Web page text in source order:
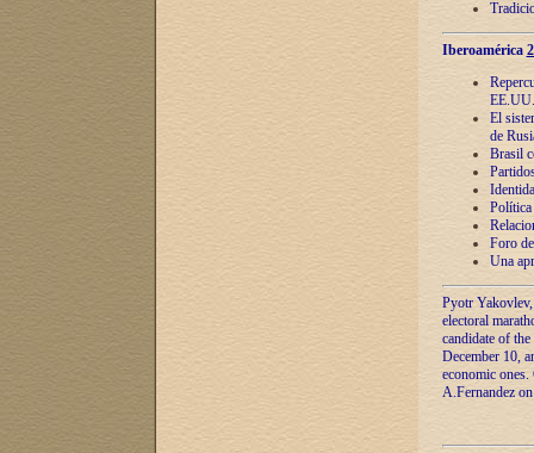
Iberoamérica
EE.UU.
El
de
Brasil
Política
Foro
Una
Pyotr
electoral
candidate of
December 10,
economic
A.Fernandez